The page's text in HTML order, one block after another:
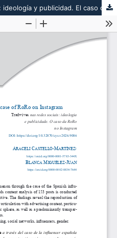
Tradwives en redes sociales: ideología y publicidad. El caso de RoRo en Instagram